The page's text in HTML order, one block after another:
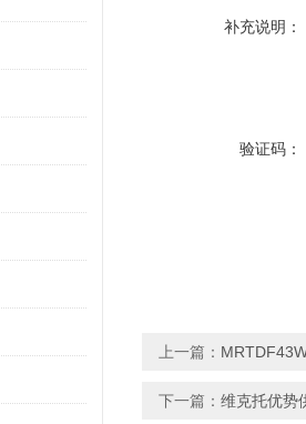
补充说明：
验证码：
上一篇：
下一篇： 维克托优势